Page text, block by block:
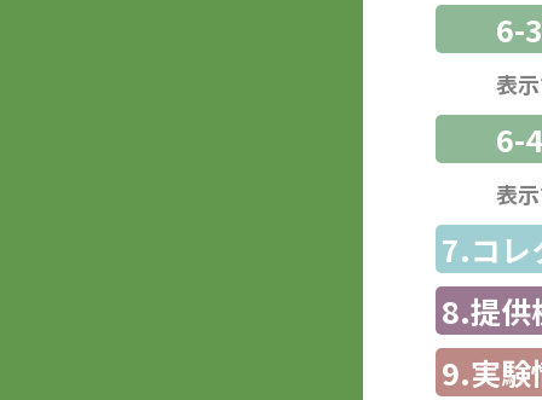
6-
表
6-
表
7.コレ
8.提供
9.実験